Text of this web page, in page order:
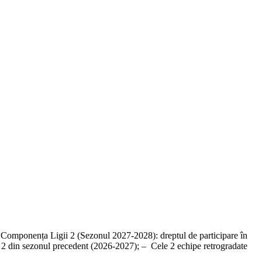
Ligii 2 (Sezonul 2027-2028): dreptul de participare în
sezonul precedent (2026-2027); – ⁠ Cele 2 echipe retrogradate